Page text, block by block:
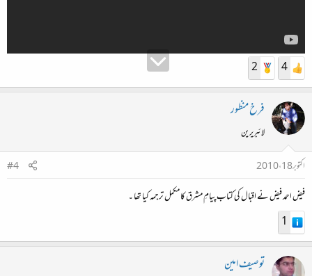
4
2
فرخ منظور
لائبریرین
اکتوبر 18، 2010
#4
فیض احمد فیض نے اقبال کی کتاب پیامِ مشرق کا مکمل ترجمہ کیا تھا ۔
1
توصیف امین